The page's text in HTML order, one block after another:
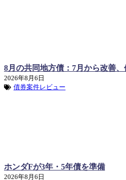
8月の共同地方債：7月から改善
2026年8月6日
債券案件レビュー
ホンダFが3年・5年債を準備
2026年8月6日